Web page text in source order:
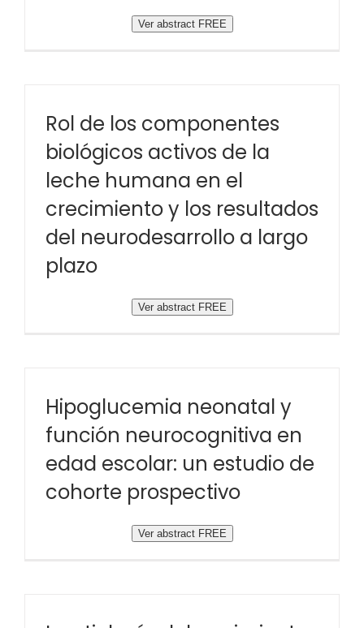
Ver abstract FREE
Rol de los componentes
biológicos activos de la
leche humana en el
crecimiento y los resultados
del neurodesarrollo a largo
plazo
Ver abstract FREE
Hipoglucemia neonatal y
función neurocognitiva en
edad escolar: un estudio de
cohorte prospectivo
Ver abstract FREE